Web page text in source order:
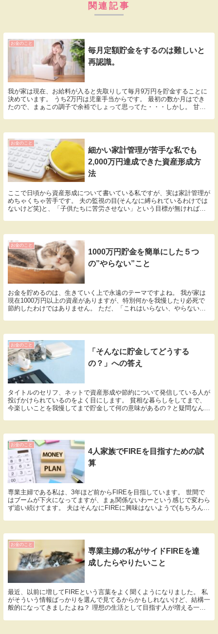
関連記事
お金のこと
毎月定額貯金をするのは難しいと
再認識。
我が家は現在、お給料が入ると先取りして毎月9万円を貯金することに
決めています。 うち2万円は児童手当からです。 最初の数か月はでき
たので、まぁこの調子で余裕でしょって思ってた・・・しかし。 甘か
お金のこと
細かい家計管理が苦手な私でも
2,000万円達成できた資産形成方
法
ここで日頃から資産形成について書いている私ですが、実は家計管理が
めちゃくちゃ苦手です。 夫の監視の目(そんなに縛られているわけでは
ないけど笑)と、「子供たちに苦労させない」という目標が無ければ多
お金のこと
1000万円貯金を簡単にした５つ
の”やらない”こと
お金を貯めるのは、生きていく上で永遠のテーマですよね。 我が家は
現在1000万円以上の資産がありますが、特別何かを我慢したり必死で
節約したわけではありません。 ただ、「これはいらない、やらない」
お金のこと
「そんなに貯金してどうする
の？」への答え
タイトルのセリフ、ネットで資産形成や節約について発信している人が
投げかけられているのをよく目にします。 貧相な暮らしをしてまで、
今楽しいことを我慢してまで貯金して何の意味があるの？と疑問なんで
お金のこと
4人家族でFIREを目指すための試
算
専業主婦である私は、3年ほど前からFIREを目指しています。 世間で
はブームが下火になってますが、まぁ関係ないわーという感じで変わら
ず追い続けてます。 夫はそんなにFIREに興味はないようで(もちろんで
お金のこと
専業主婦の私がサイドFIREを達
成したらやりたいこと
最近、以前に増してFIREという言葉をよく聞くようになりました。 私
がそういう情報ばっかりを選んで見てるからかもしれないけど、結構一
般的になってきましたよね？ 理想の生活として目指す人が増える一方